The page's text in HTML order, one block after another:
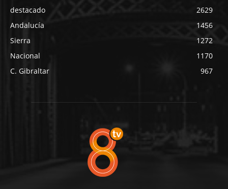
destacado
2629
Andalucía
1456
Sierra
1272
Nacional
1170
C. Gibraltar
967